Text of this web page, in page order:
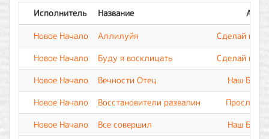
Исполнитель Название
Новое Начало
Аллилуйя
Сделай
Новое Начало
Буду я восклицать
Сделай
Новое Начало
Вечности Отец
Наш Бог
Новое Начало
Восстановители развалин
Новое Начало
Все совершил
Наш Бог